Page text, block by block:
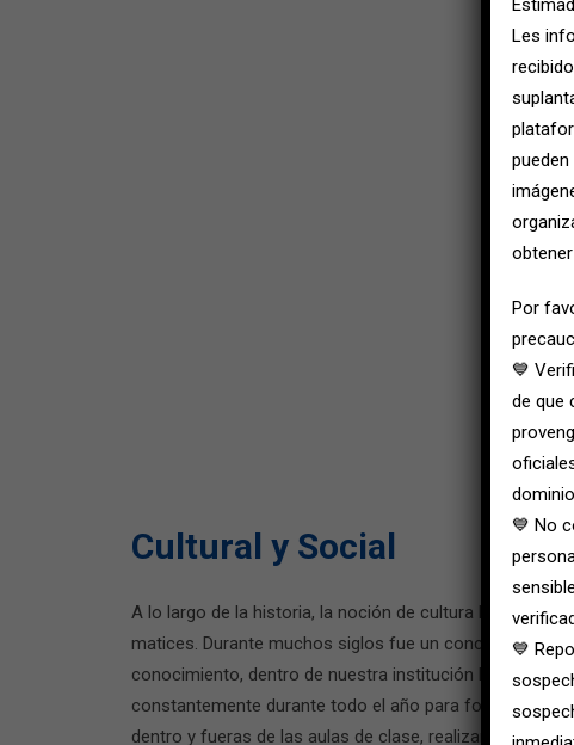
Cultural y Social
A lo largo de la historia, la noción de cultura ha tenido
matices. Durante muchos siglos fue un concepto
conocimiento, dentro de nuestra institución Medised,
constantemente durante todo el año para fortalecer la
dentro y fueras de las aulas de clase, realizando
Les
Por
💙
de que
💙 No
💙